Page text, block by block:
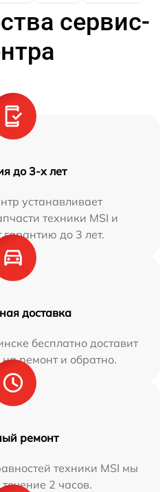
сервис-
до 3-х лет
устанавливает
техники MSI и
гарантию до 3 лет.
доставка
бесплатно доставит
ремонт и обратно.
ремонт
техники MSI мы
2 часов.